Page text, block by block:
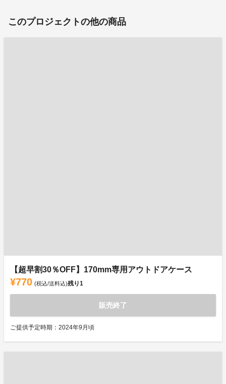
このプロジェクトの他の商品
【超早割30％OFF】170mm専用アウトドアケース
¥770 (税込/送料込)残り1
販売終了
ご提供予定時期：2024年9月頃